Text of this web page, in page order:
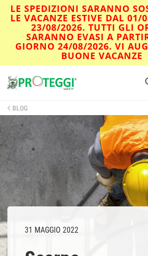
LE SPEDIZIONI SARANNO
LE VACANZE ESTIVE DAL 01/
23/08/2026. TUTTI GLI
SARANNO EVASI A
GIORNO 24/08/2026. VI
BUONE VACANZE
BLOG
31 MAGGIO 2022